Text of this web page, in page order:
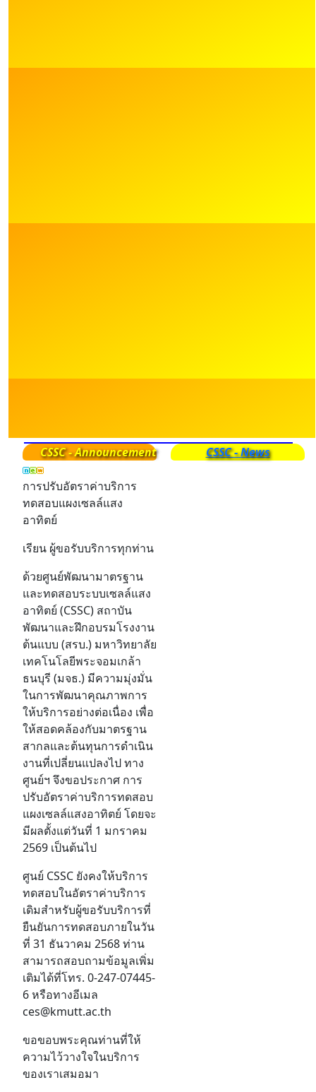
CSSC - Announcement
การปรับอัตราค่าบริการ
ทดสอบแผงเซลล์แสง
อาทิตย์
เรียน ผู้ขอรับบริการทุกท่าน
ด้วยศูนย์พัฒนามาตรฐาน
และทดสอบระบบเซลล์แสง
อาทิตย์ (CSSC) สถาบัน
พัฒนาและฝึกอบรมโรงงาน
ต้นแบบ (สรบ.) มหาวิทยาลัย
เทคโนโลยีพระจอมเกล้า
ธนบุรี (มจธ.) มีความมุ่งมั่น
ในการพัฒนาคุณภาพการ
ให้บริการอย่างต่อเนื่อง เพื่อ
ให้สอดคล้องกับมาตรฐาน
สากลและต้นทุนการดำเนิน
งานที่เปลี่ยนแปลงไป ทาง
ศูนย์ฯ จึงขอประกาศ การ
ปรับอัตราค่าบริการทดสอบ
แผงเซลล์แสงอาทิตย์ โดยจะ
มีผลตั้งแต่วันที่ 1 มกราคม
2569 เป็นต้นไป
ศูนย์ CSSC ยังคงให้บริการ
ทดสอบในอัตราค่าบริการ
เดิมสำหรับผู้ขอรับบริการที่
ยืนยันการทดสอบภายในวัน
ที่ 31 ธันวาคม 2568 ท่าน
สามารถสอบถามข้อมูลเพิ่ม
เติมได้ที่โทร. 0-247-07445-
6 หรือทางอีเมล
ces@kmutt.ac.th
ขอขอบพระคุณท่านที่ให้
ความไว้วางใจในบริการ
ของเราเสมอมา
CSSC - News